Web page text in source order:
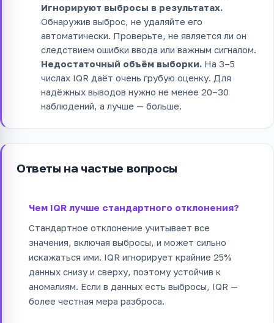
Игнорируют выбросы в результатах.
Обнаружив выброс, не удаляйте его
автоматически. Проверьте, не является ли он
следствием ошибки ввода или важным сигналом.
Недостаточный объём выборки. На 3–5
числах IQR даёт очень грубую оценку. Для
надёжных выводов нужно не менее 20–30
наблюдений, а лучше — больше.
Ответы на частые вопросы
Чем IQR лучше стандартного отклонения?
Стандартное отклонение учитывает все
значения, включая выбросы, и может сильно
искажаться ими. IQR игнорирует крайние 25%
данных снизу и сверху, поэтому устойчив к
аномалиям. Если в данных есть выбросы, IQR —
более честная мера разброса.